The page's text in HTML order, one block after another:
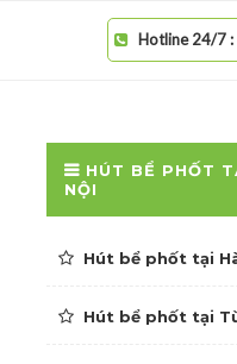
Hotline 24/7 :
HÚT BỂ PHỐT
NỘI
Hút bể phốt tại
Hút bể phốt tại